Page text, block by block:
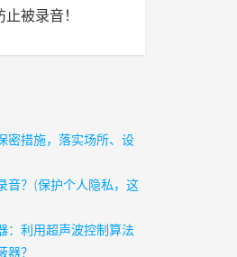
被录音！
密措施，落实场所、设
音？(保护个人隐私，这
：利用超声波控制算法
？